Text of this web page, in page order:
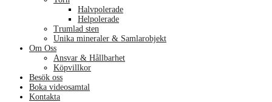
Halvpolerade
Helpolerade
Trumlad sten
Unika mineraler & Samlarobjekt
Om Oss
Ansvar & Hållbarhet
Köpvillkor
Besök oss
Boka videosamtal
Kontakta